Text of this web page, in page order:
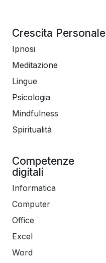
Crescita Personale
Ipnosi
Meditazione
Lingue
Psicologia
Mindfulness
Spiritualità
Competenze
digitali
Informatica
Computer
Office
Excel
Word